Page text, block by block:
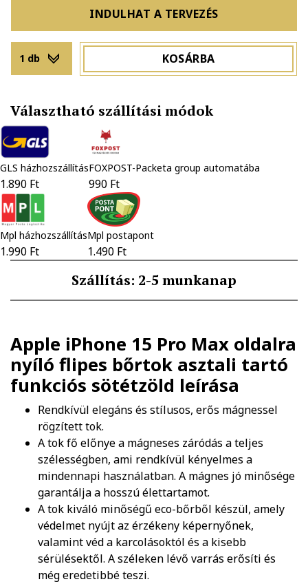
INDULHAT A TERVEZÉS
1 db KOSÁRBA
Választható szállítási módok
GLS házhozszállítás
1.890 Ft
FOXPOST-Packeta group automatába
990 Ft
Mpl házhozszállítás
1.990 Ft
Mpl postapont
1.490 Ft
Szállítás: 2-5 munkanap
Apple iPhone 15 Pro Max oldalra
nyíló flipes bőrtok asztali tartó
funkciós sötétzöld leírása
Rendkívül elegáns és stílusos, erős mágnessel
rögzített tok.
A tok fő előnye a mágneses záródás a teljes
szélességben, ami rendkívül kényelmes a
mindennapi használatban. A mágnes jó minősége
garantálja a hosszú élettartamot.
A tok kiváló minőségű eco-bőrből készül, amely
védelmet nyújt az érzékeny képernyőnek,
valamint véd a karcolásoktól és a kisebb
sérülésektől. A széleken lévő varrás erősíti és
még eredetibbé teszi.